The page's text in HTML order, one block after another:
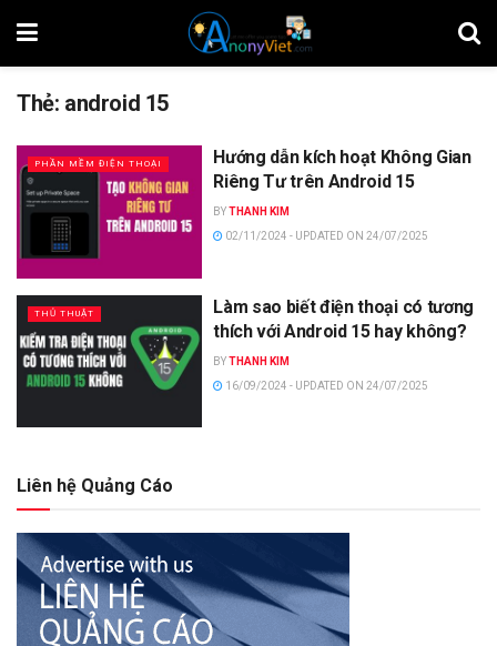
Thẻ: android 15
PHẦN MỀM ĐIỆN THOẠI
Hướng dẫn kích hoạt Không Gian
Riêng Tư trên Android 15
BYTHANH KIM
02/11/2024 - UPDATED ON 24/07/2025
THỦ THUẬT
Làm sao biết điện thoại có tương
thích với Android 15 hay không?
BYTHANH KIM
16/09/2024 - UPDATED ON 24/07/2025
Liên hệ Quảng Cáo